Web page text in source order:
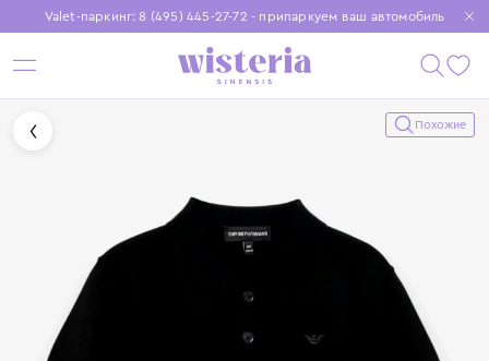
Valet-паркинг: 8 (495) 445-27-72 - припаркуем ваш автомобиль
Бесплатная доставка при заказе от 15 000 ₽
Установите приложение, чтобы покупки были еще удобнее
Похожие